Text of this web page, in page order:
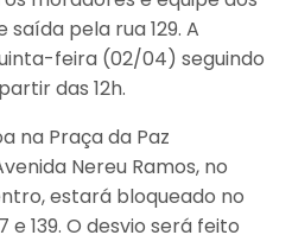
pela rua 129. A
feira (02/04) seguindo
das 12h.
na Praça da Paz
Nereu Ramos, no
estará bloqueado no
139. O desvio será feito